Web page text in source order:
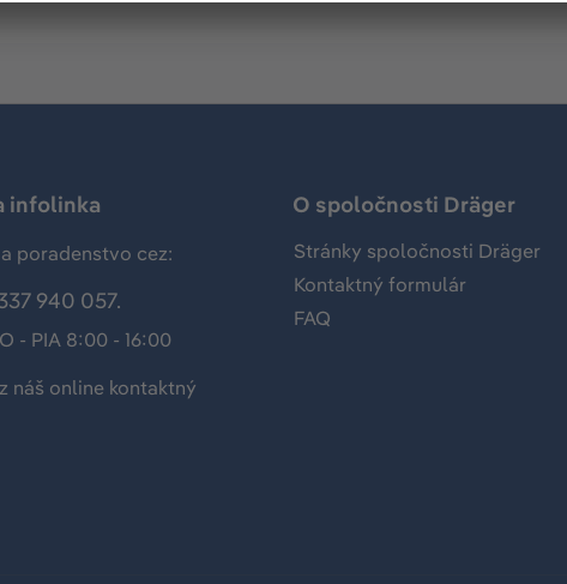
infolinka
poradenstvo cez:
940 057.
- PIA 8:00 - 16:00
náš online kontaktný
O spoločnosti Dräger
Stránky spoločnosti Dräger
Kontaktný formulár
FAQ